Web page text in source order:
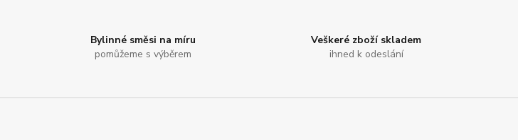
Bylinné směsi na míru
pomůžeme s výběrem
Veškeré zboží skladem
ihned k odeslání